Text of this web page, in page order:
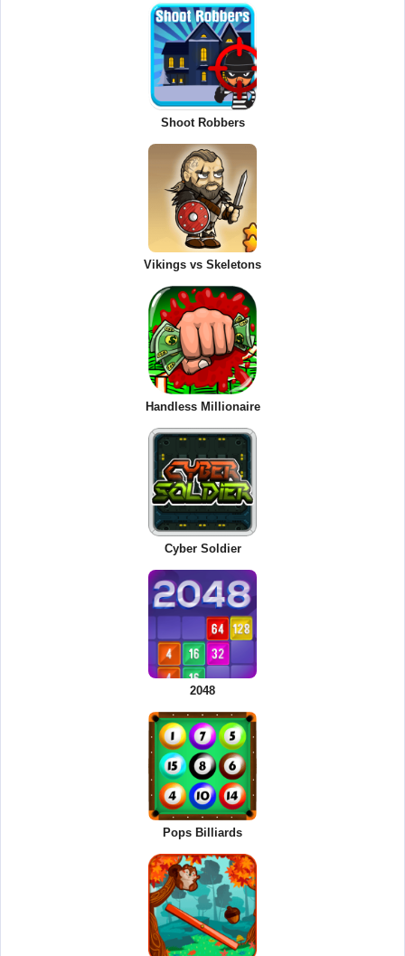
Shoot Robbers
Vikings vs Skeletons
Handless Millionaire
Cyber Soldier
2048
Pops Billiards